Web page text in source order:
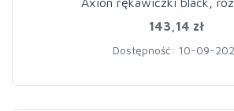
143,14 zł
Dostępność: 10-09-